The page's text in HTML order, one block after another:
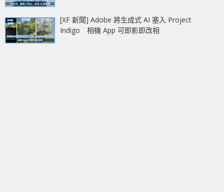
[XF 新聞] Adobe 將生成式 AI 塞入 Project
Indigo 相機 App 可即影即改相